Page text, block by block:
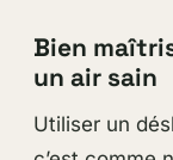
Bien
un air sain
Utiliser un